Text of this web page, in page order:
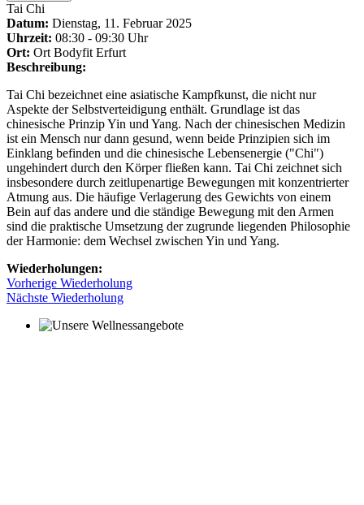
Tai Chi
Datum: Dienstag, 11. Februar 2025
Uhrzeit: 08:30 - 09:30 Uhr
Ort: Ort Bodyfit Erfurt
Beschreibung:
Tai Chi bezeichnet eine asiatische Kampfkunst, die nicht nur
Aspekte der Selbstverteidigung enthält. Grundlage ist das
chinesische Prinzip Yin und Yang. Nach der chinesischen Medizin
ist ein Mensch nur dann gesund, wenn beide Prinzipien sich im
Einklang befinden und die chinesische Lebensenergie ("Chi")
ungehindert durch den Körper fließen kann. Tai Chi zeichnet sich
insbesondere durch zeitlupenartige Bewegungen mit konzentrierter
Atmung aus. Die häufige Verlagerung des Gewichts von einem
Bein auf das andere und die ständige Bewegung mit den Armen
sind die praktische Umsetzung der zugrunde liegenden Philosophie
der Harmonie: dem Wechsel zwischen Yin und Yang.
Wiederholungen:
Vorherige Wiederholung
Nächste Wiederholung